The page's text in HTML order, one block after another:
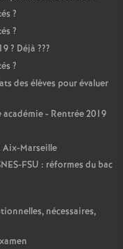
?
?
? Déjà ???
?
des élèves pour évaluer
- Rentrée 2019
Aix-Marseille
FSU : réformes du bac
nécessaires,